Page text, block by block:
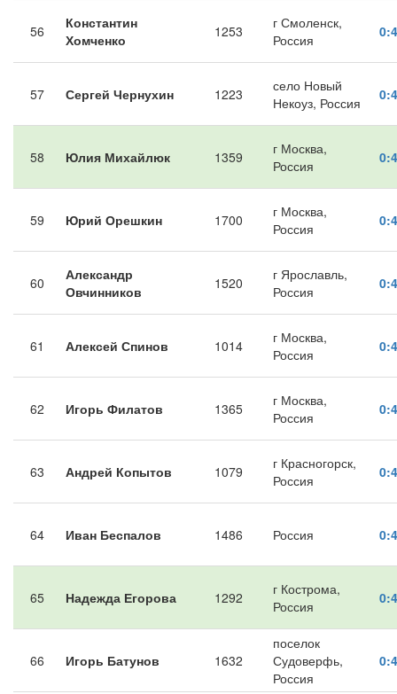
56
Константин
Хомченко
1253
г Смоленск,
Россия
57 Сергей Чернухин 1223
село Новый
Некоуз, Россия
58 Юлия Михайлюк 1359
г Москва,
Россия
59 Юрий Орешкин 1700
г Москва,
Россия
60
Александр
Овчинников
1520
г Ярославль,
Россия
61 Алексей Спинов 1014
г Москва,
Россия
62 Игорь Филатов 1365
г Москва,
Россия
63 Андрей Копытов 1079
г Красногорск,
Россия
64 Иван Беспалов 1486 Россия
65 Надежда Егорова 1292
г Кострома,
Россия
66 Игорь Батунов 1632
поселок
Судоверфь,
Россия